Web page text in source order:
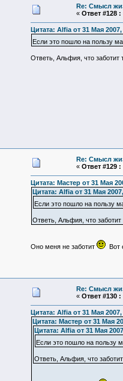
Re: Смысл
« Ответ #128 :
Цитата: Alfia от 31 Мая
Если это пошло на пользу
Ответь, Альфия, что заботит
Re: Смысл
« Ответ #129 :
Цитата: Мастер от 31 Мая
Цитата: Alfia от 31 Мая
Если это пошло на пользу
Ответь, Альфия, что
Оно меня не заботит Вот
Re: Смысл
« Ответ #130 :
Цитата: Alfia от 31 Мая
Цитата: Мастер от 31 Мая
Цитата: Alfia от 31 Мая
Если это пошло на пользу
Ответь, Альфия, что